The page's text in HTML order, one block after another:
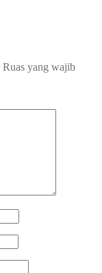
Ruas yang wajib